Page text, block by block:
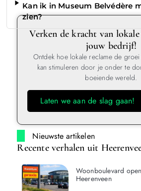
Kan ik in Museum Belvédère
zien?
Verken de kracht van
jouw bedrijf!
Ontdek hoe lokale reclame de
kan stimuleren door je onder te
boeiende wereld.
Laten we aan de slag gaan!
Nieuwste artikelen
Recente verhalen uit
Woonboulevard
Heerenveen